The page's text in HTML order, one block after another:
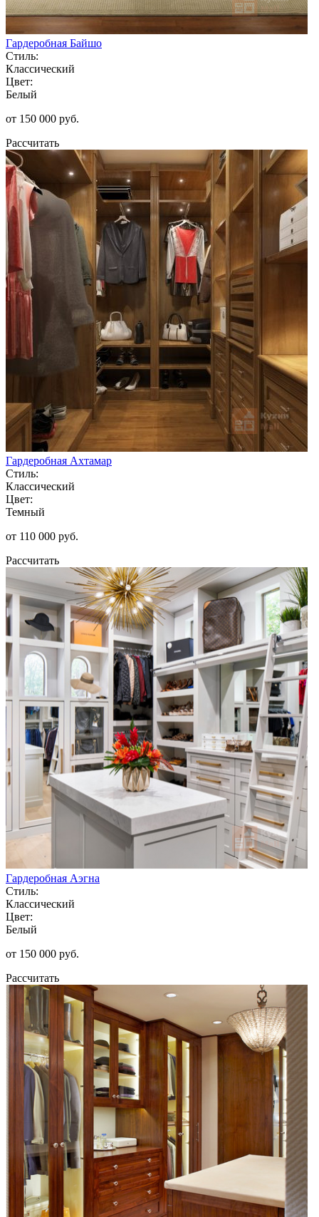
Гардеробная Байшо
Стиль:
Классический
Цвет:
Белый
от 150 000 руб.
Рассчитать
Гардеробная Ахтамар
Стиль:
Классический
Цвет:
Темный
от 110 000 руб.
Рассчитать
Гардеробная Аэгна
Стиль:
Классический
Цвет:
Белый
от 150 000 руб.
Рассчитать